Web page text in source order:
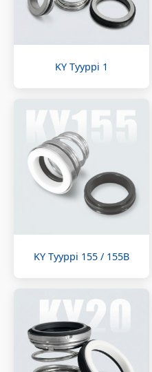
KY Tyyppi 1
KY Tyyppi 155 / 155B